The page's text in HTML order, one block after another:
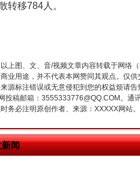
转移784人。
以上图、文、音/视频文章内容转载于网
业用途，并不代表本网赞同其观点。仅
源标注错误或无意侵犯到您的权益烦请
投稿邮箱：3555333776@QQ.COM。通
务必注明原创作者、来源：XXXXX网站。
闻
谋一域中谋全局